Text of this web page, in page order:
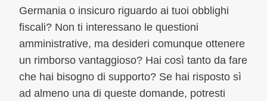
Germania o insicuro riguardo ai tuoi obblighi
fiscali? Non ti interessano le questioni
amministrative, ma desideri comunque ottenere
un rimborso vantaggioso? Hai così tanto da fare
che hai bisogno di supporto? Se hai risposto sì
ad almeno una di queste domande, potresti